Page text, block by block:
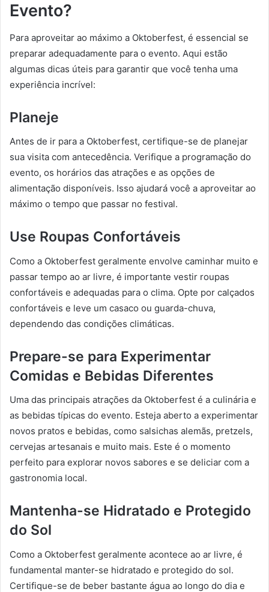
Evento?
Para aproveitar ao máximo a Oktoberfest, é essencial se
preparar adequadamente para o evento. Aqui estão
algumas dicas úteis para garantir que você tenha uma
experiência incrível:
Planeje
Antes de ir para a Oktoberfest, certifique-se de planejar
sua visita com antecedência. Verifique a programação do
evento, os horários das atrações e as opções de
alimentação disponíveis. Isso ajudará você a aproveitar ao
máximo o tempo que passar no festival.
Use Roupas Confortáveis
Como a Oktoberfest geralmente envolve caminhar muito e
passar tempo ao ar livre, é importante vestir roupas
confortáveis e adequadas para o clima. Opte por calçados
confortáveis e leve um casaco ou guarda-chuva,
dependendo das condições climáticas.
Prepare-se para Experimentar
Comidas e Bebidas Diferentes
Uma das principais atrações da Oktoberfest é a culinária e
as bebidas típicas do evento. Esteja aberto a experimentar
novos pratos e bebidas, como salsichas alemãs, pretzels,
cervejas artesanais e muito mais. Este é o momento
perfeito para explorar novos sabores e se deliciar com a
gastronomia local.
Mantenha-se Hidratado e Protegido
do Sol
Como a Oktoberfest geralmente acontece ao ar livre, é
fundamental manter-se hidratado e protegido do sol.
Certifique-se de beber bastante água ao longo do dia e